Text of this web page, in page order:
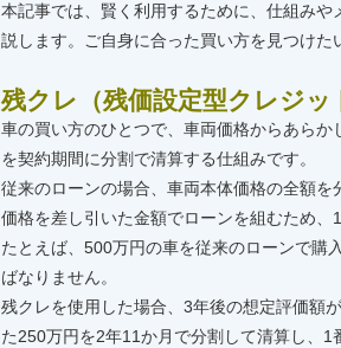
本記事では、賢く利用するために、仕組み
説します。ご自身に合った買い方を見つけた
残クレ（残価設定型クレジッ
車の買い方のひとつで、車両価格からあら
を契約期間に分割で清算する仕組みです。
従来のローンの場合、車両本体価格の全額
価格を差し引いた金額でローンを組むため、
たとえば、500万円の車を従来のローンで購
ばなりません。
残クレを使用した場合、3年後の想定評価額
た250万円を2年11か月で分割して清算し、1